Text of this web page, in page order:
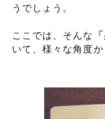
うでしょう。
ここでは、そんな
いて、様々な角度